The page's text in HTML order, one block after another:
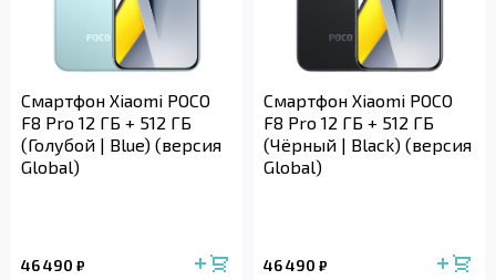
Смартфон Xiaomi POCO
F8 Pro 12 ГБ + 512 ГБ
(Голубой | Blue) (версия
Global)
46 490 ₽
Смартфон Xiaomi POCO
F8 Pro 12 ГБ + 512 ГБ
(Чёрный | Black) (версия
Global)
46 490 ₽